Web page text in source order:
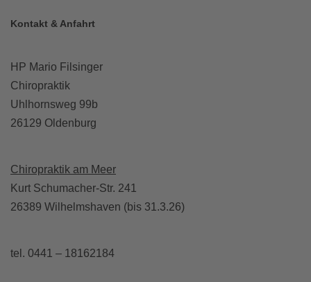
Kontakt & Anfahrt
HP Mario Filsinger
Chiropraktik
Uhlhornsweg 99b
26129 Oldenburg
Chiropraktik am Meer
Kurt Schumacher-Str. 241
26389 Wilhelmshaven (bis 31.3.26)
tel. 0441 – 18162184